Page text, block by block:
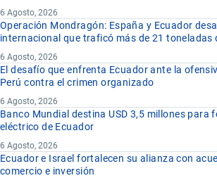
6 Agosto, 2026
Operación Mondragón: España y Ecuador
internacional que traficó más de 21 toneladas
6 Agosto, 2026
El desafío que enfrenta Ecuador ante la
Perú contra el crimen organizado
6 Agosto, 2026
Banco Mundial destina USD 3,5 millones para
eléctrico de Ecuador
6 Agosto, 2026
Ecuador e Israel fortalecen su alianza con
comercio e inversión